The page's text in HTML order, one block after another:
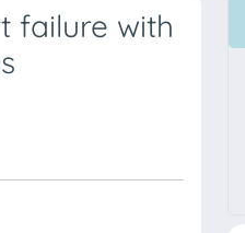
failure with